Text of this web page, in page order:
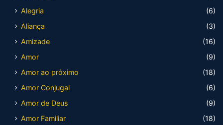
Alegria
(6)
Aliança
(3)
Amizade
(16)
Amor
(9)
Amor ao próximo
(18)
Amor Conjugal
(6)
Amor de Deus
(9)
Amor Familiar
(18)